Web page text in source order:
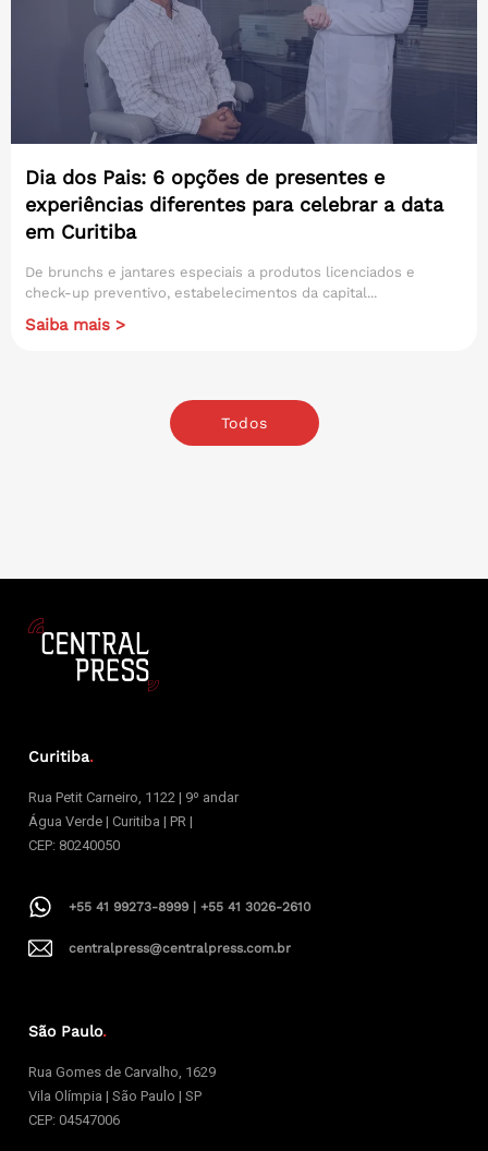
Dia dos Pais: 6 opções de presentes e
experiências diferentes para celebrar a data
em Curitiba
De brunchs e jantares especiais a produtos licenciados e
check-up preventivo, estabelecimentos da capital...
Saiba mais >
Todos
Curitiba.
Rua Petit Carneiro, 1122 | 9º andar
Água Verde | Curitiba | PR |
CEP: 80240050
+55 41 99273-8999 | +55 41 3026-2610
centralpress@centralpress.com.br
São Paulo.
Rua Gomes de Carvalho, 1629
Vila Olímpia | São Paulo | SP
CEP: 04547006